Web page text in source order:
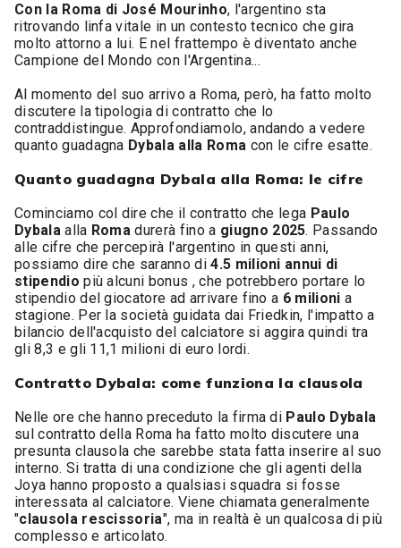
Con la Roma di José Mourinho, l'argentino sta
ritrovando linfa vitale in un contesto tecnico che gira
molto attorno a lui. E nel frattempo è diventato anche
Campione del Mondo con l'Argentina...
Al momento del suo arrivo a Roma, però, ha fatto molto
discutere la tipologia di contratto che lo
contraddistingue. Approfondiamolo, andando a vedere
quanto guadagna Dybala alla Roma con le cifre esatte.
Quanto guadagna Dybala alla Roma: le cifre
Cominciamo col dire che il contratto che lega Paulo
Dybalaalla Roma durerà fino a giugno 2025. Passando
alle cifre che percepirà l'argentino in questi anni,
possiamo dire che saranno di4.5 milioni annui di
stipendiopiù alcuni bonus , che potrebbero portare lo
stipendio del giocatore ad arrivare fino a 6 milioni a
stagione. Per la società guidata dai Friedkin, l'impatto a
bilancio dell'acquisto del calciatore si aggira quindi tra
gli 8,3 e gli 11,1 milioni di euro lordi.
Contratto Dybala: come funziona la clausola
Nelle ore che hanno preceduto la firma di Paulo Dybala
sul contratto della Roma ha fatto molto discutere una
presunta clausola che sarebbe stata fatta inserire al suo
interno. Si tratta di una condizione che gli agenti della
Joya hanno proposto a qualsiasi squadra si fosse
interessata al calciatore. Viene chiamata generalmente
"clausola rescissoria", ma in realtà è un qualcosa di più
complesso e articolato.